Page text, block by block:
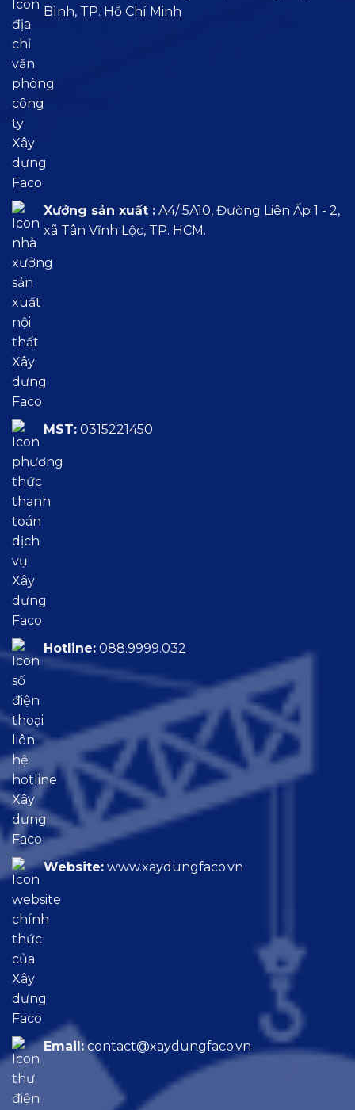
Bình, TP. Hồ Chí Minh
Xưởng sản xuất : A4/ 5A10, Đường Liên Ấp 1 - 2,
xã Tân Vĩnh Lộc, TP. HCM.
MST: 0315221450
Hotline: 088.9999.032
Website: www.xaydungfaco.vn
Email: contact@xaydungfaco.vn